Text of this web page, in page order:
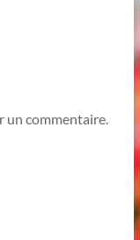
commentaire.